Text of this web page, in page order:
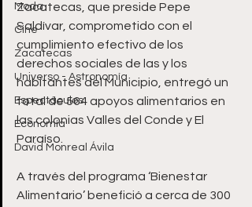
Moda
Cine
Zacatecas
Universo - Astronomía
Espectáculos
Economía
David Monreal Ávila
Zacatecas, que preside Pepe
Saldívar, comprometido con el
cumplimiento efectivo de los
derechos sociales de las y los
habitantes del Municipio, entregó un
total de 564 apoyos alimentarios en
las colonias Valles del Conde y El
Paraíso.
A través del programa ‘Bienestar
Alimentario’ benefició a cerca de 300